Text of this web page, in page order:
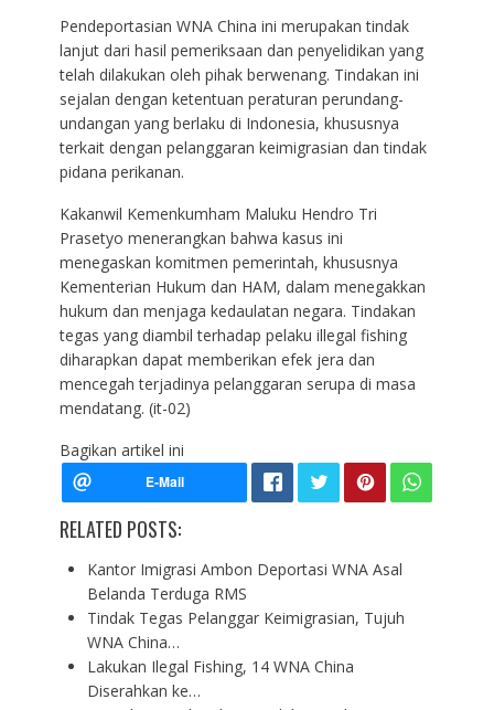
Pendeportasian WNA China ini merupakan tindak
lanjut dari hasil pemeriksaan dan penyelidikan yang
telah dilakukan oleh pihak berwenang. Tindakan ini
sejalan dengan ketentuan peraturan perundang-
undangan yang berlaku di Indonesia, khususnya
terkait dengan pelanggaran keimigrasian dan tindak
pidana perikanan.
Kakanwil Kemenkumham Maluku Hendro Tri
Prasetyo menerangkan bahwa kasus ini
menegaskan komitmen pemerintah, khususnya
Kementerian Hukum dan HAM, dalam menegakkan
hukum dan menjaga kedaulatan negara. Tindakan
tegas yang diambil terhadap pelaku illegal fishing
diharapkan dapat memberikan efek jera dan
mencegah terjadinya pelanggaran serupa di masa
mendatang. (it-02)
Bagikan artikel ini
RELATED POSTS:
Kantor Imigrasi Ambon Deportasi WNA Asal
Belanda Terduga RMS
Tindak Tegas Pelanggar Keimigrasian, Tujuh
WNA China…
Lakukan Ilegal Fishing, 14 WNA China
Diserahkan ke…